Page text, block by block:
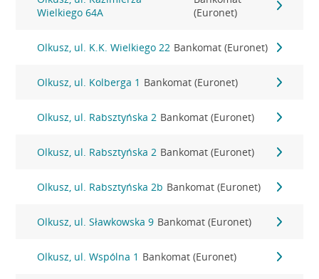
Wielkiego 64A
(Euronet)
Olkusz, ul. K.K. Wielkiego 22 Bankomat (Euronet)
Olkusz, ul. Kolberga 1 Bankomat (Euronet)
Olkusz, ul. Rabsztyńska 2 Bankomat (Euronet)
Olkusz, ul. Rabsztyńska 2 Bankomat (Euronet)
Olkusz, ul. Rabsztyńska 2b Bankomat (Euronet)
Olkusz, ul. Sławkowska 9 Bankomat (Euronet)
Olkusz, ul. Wspólna 1 Bankomat (Euronet)